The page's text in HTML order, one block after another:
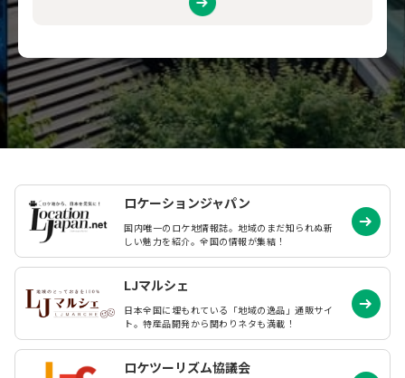
ロケーションジャパン
国内唯一のロケ地情報誌。地域のまだ知られぬ新
しい魅力を紹介。全国の情報が集結！
LJマルシェ
日本全国に埋もれている「地域の逸品」通販サイ
ト。特産品開発から関わりネタも満載！
ロケツーリズム協議会